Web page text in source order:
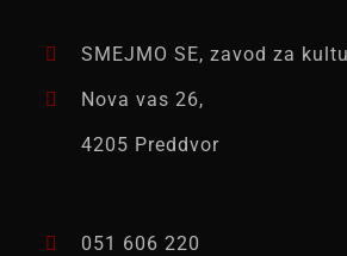
SMEJMO SE, zavod za
Nova vas 26,
4205 Preddvor
051 606 220